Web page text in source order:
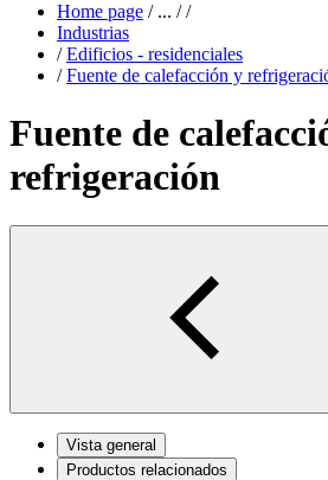
Home page /... / /
Industrias
/ Edificios - residenciales
/ Fuente de calefacción y
Fuente de
refrigeración
Vista general
Productos relacionados